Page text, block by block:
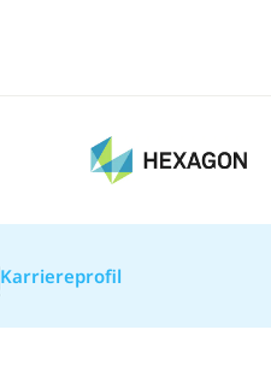
Karriereprofil